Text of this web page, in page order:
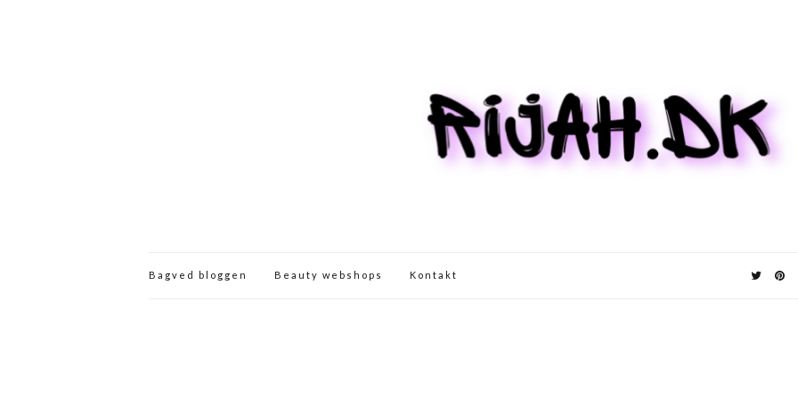
Bagved bloggen Beauty webshops Kontakt